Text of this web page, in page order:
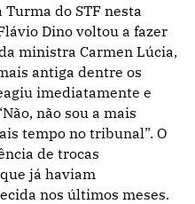
do STF nesta
Dino voltou a fazer
ministra Carmen Lúcia,
antiga dentre os
imediatamente e
não sou a mais
tempo no tribunal”. O
de trocas
já haviam
nos últimos meses.